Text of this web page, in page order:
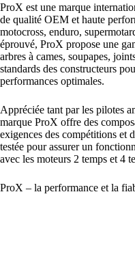
ProX est une marque
de qualité OEM et haute
motocross, enduro,
éprouvé, ProX propose une
arbres à cames, soupapes,
standards des constructeurs
performances optimales.
Appréciée tant par les pilotes
marque ProX offre des
exigences des compétitions et
testée pour assurer un
avec les moteurs 2 temps et 4
ProX – la performance et la